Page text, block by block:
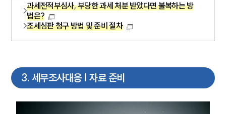
과세전적부심사, 부당한 과세 처분 받았다면 불복하는 방
법은?
조세심판 청구 방법 및 준비 절차
3. 세무조사대응 | 자료 준비